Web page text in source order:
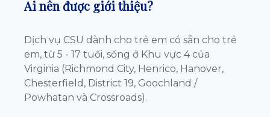
Ai nên được giới thiệu?
Dịch vụ CSU dành cho trẻ em có sẵn cho trẻ
em, từ 5 - 17 tuổi, sống ở Khu vực 4 của
Virginia (Richmond City, Henrico, Hanover,
Chesterfield, District 19, Goochland /
Powhatan và Crossroads).